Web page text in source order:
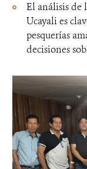
El análisis de
Ucayali es
pesquerías
decisiones